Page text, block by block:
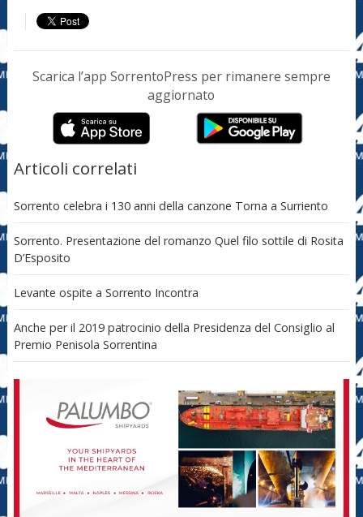
Scarica l’app SorrentoPress per rimanere sempre
aggiornato
Articoli correlati
Sorrento celebra i 130 anni della canzone Torna a Surriento
Sorrento. Presentazione del romanzo Quel filo sottile di Rosita
D’Esposito
Levante ospite a Sorrento Incontra
Anche per il 2019 patrocinio della Presidenza del Consiglio al
Premio Penisola Sorrentina